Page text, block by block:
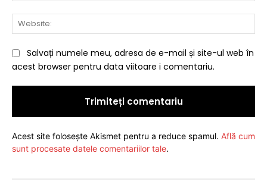
Salvați numele meu, adresa de e-mail și site-ul web în
acest browser pentru data viitoare i comentariu.
Acest site folosește Akismet pentru a reduce spamul. Află cum
sunt procesate datele comentariilor tale.